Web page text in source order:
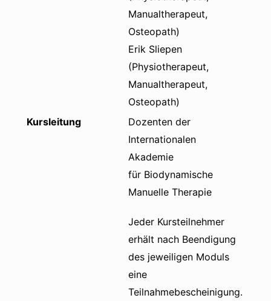
Manualtherapeut,
Osteopath)
Erik Sliepen
(Physiotherapeut,
Manualtherapeut,
Osteopath)
Kursleitung
Dozenten der
Internationalen
Akademie
für Biodynamische
Manuelle Therapie
Jeder Kursteilnehmer
erhält nach Beendigung
des jeweiligen Moduls
eine
Teilnahmebescheinigung.